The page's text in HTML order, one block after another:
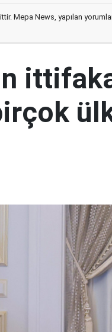
Mepa News, yapılan